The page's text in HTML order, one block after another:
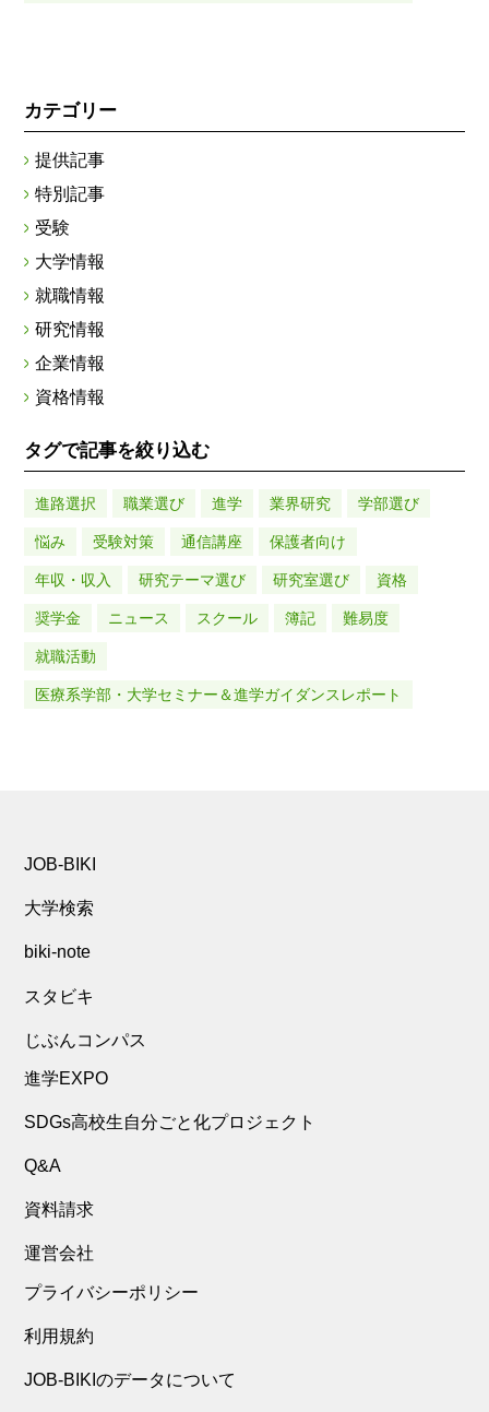
カテゴリー
提供記事
特別記事
受験
大学情報
就職情報
研究情報
企業情報
資格情報
タグで記事を絞り込む
進路選択 職業選び 進学 業界研究 学部選び
悩み 受験対策 通信講座 保護者向け
年収・収入 研究テーマ選び 研究室選び 資格
奨学金 ニュース スクール 簿記 難易度
就職活動
医療系学部・大学セミナー＆進学ガイダンスレポート
JOB-BIKI
大学検索
biki-note
スタビキ
じぶんコンパス
進学EXPO
SDGs高校生自分ごと化プロジェクト
Q&A
資料請求
運営会社
プライバシーポリシー
利用規約
JOB-BIKIのデータについて